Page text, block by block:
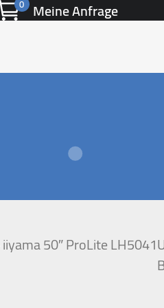
0 Meine Anfrage
iiyama 50″ ProLite